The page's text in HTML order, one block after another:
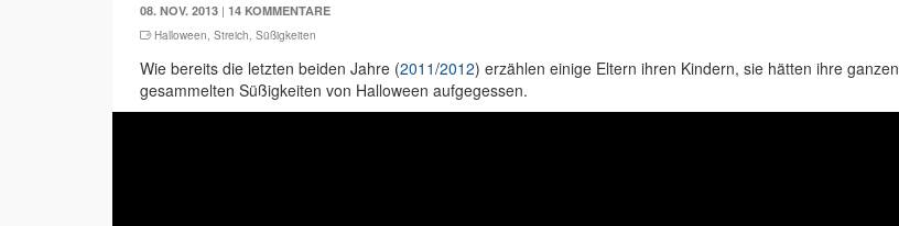
08. NOV. 2013 | 14 KOMMENTARE
Halloween, Streich, Süßigkeiten
Wie bereits die letzten beiden Jahre (2011/2012) erzählen einige Eltern ihren Kindern, sie hätten ihre ganzen
gesammelten Süßigkeiten von Halloween aufgegessen.